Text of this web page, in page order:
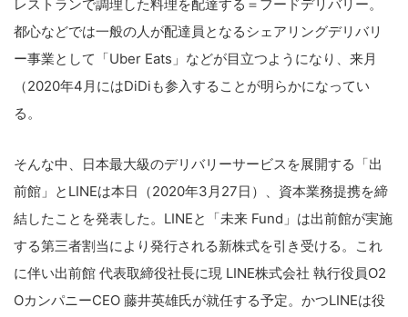
レストランで調理した料理を配達する＝フードデリバリー。
都心などでは一般の人が配達員となるシェアリングデリバリ
ー事業として「Uber Eats」などが目立つようになり、来月
（2020年4月にはDiDiも参入することが明らかになってい
る。
そんな中、日本最大級のデリバリーサービスを展開する「出
前館」とLINEは本日（2020年3月27日）、資本業務提携を締
結したことを発表した。LINEと「未来 Fund」は出前館が実施
する第三者割当により発行される新株式を引き受ける。これ
に伴い出前館 代表取締役社長に現 LINE株式会社 執行役員O2
OカンパニーCEO 藤井英雄氏が就任する予定。かつLINEは役